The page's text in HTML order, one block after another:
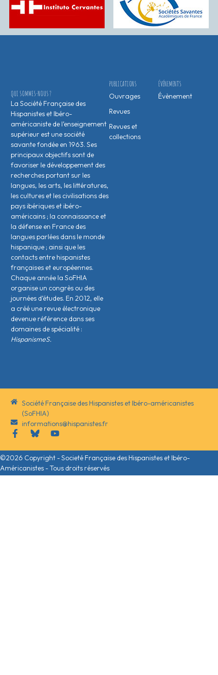
ÉVÉNEMENTS
Évènement
PUBLICATIONS
Ouvrages
Revues
Revues et
collections
QUI SOMMES-NOUS ?
La Société Française des
Hispanistes et Ibéro-
américaniste de l’enseignement
supérieur est une société
savante fondée en 1963. Ses
principaux objectifs sont de
favoriser le développement des
recherches portant sur les
langues, les arts, les littératures,
les cultures et les civilisations des
pays ibériques et ibéro-
américains ; la connaissance et
la défense en France des
langues parlées dans le monde
hispanique ; ainsi que les
contacts entre hispanistes
français·es et européen·nes.
Chaque année la SoFHIA
organise un congrès ou des
journées d’études. En 2012, elle
a créé une revue électronique
devenue référence dans ses
domaines de spécialité :
HispanismeS.
Société Française des Hispanistes et Ibéro-américanistes
(SoFHIA)
informations@hispanistes.fr
©2026 Copyright - Societé Française des Hispanistes et Ibéro-
Américanistes - Tous droits réservés